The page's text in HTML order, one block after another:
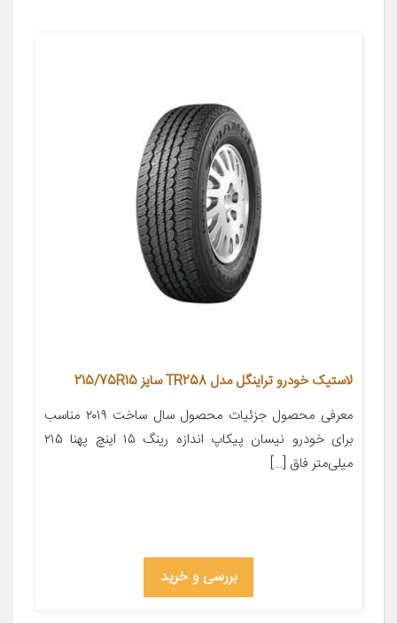
لاستیک خودرو تراینگل مدل TR258 سایز 215/75R15
معرفی محصول جزئیات محصول سال ساخت ۲۰۱۹ مناسب
برای خودرو نیسان پیکاپ اندازه رینگ ۱۵ اینچ پهنا ۲۱۵
میلی‌متر فاق […]
بررسی و خرید